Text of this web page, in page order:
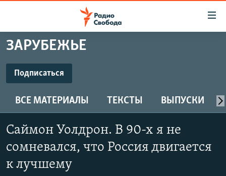
упрощенного
Вернуться
основному
содержанию
Вернутся
главной
навигации
ПОДКАСТЫ
МНЕНИЯ
КУЛЬТУРА
IDEL.РЕАЛИИ
ЗАРУБЕЖЬЕ
Подписаться
CastBox
ВСЕ МАТЕРИАЛЫ ТЕКСТЫ ВЫПУСКИ
Саймон Уолдрон. В 90-х я не
сомневался, что Россия двигается
к лучшему